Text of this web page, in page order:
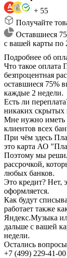
+ 55
Получайте
Оставшиеся
с вашей карты по
Подробнее об
Что такое оплата
безпроцентная
оставшиеся 75%
каждые 2 недели.
Есть ли
никаких скрытых
Мне нужно иметь
клиентов всех
При чём здесь
это карта АО
Поэтому мы
рассрочкой,
любых банков.
Это кредит? Нет,
оформляется.
Как будут
работает также
Яндекс.Музыка
дальше с вашей
недели.
Остались
+7 (499) 229-41-00